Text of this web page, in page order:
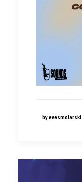
by evesmolarski